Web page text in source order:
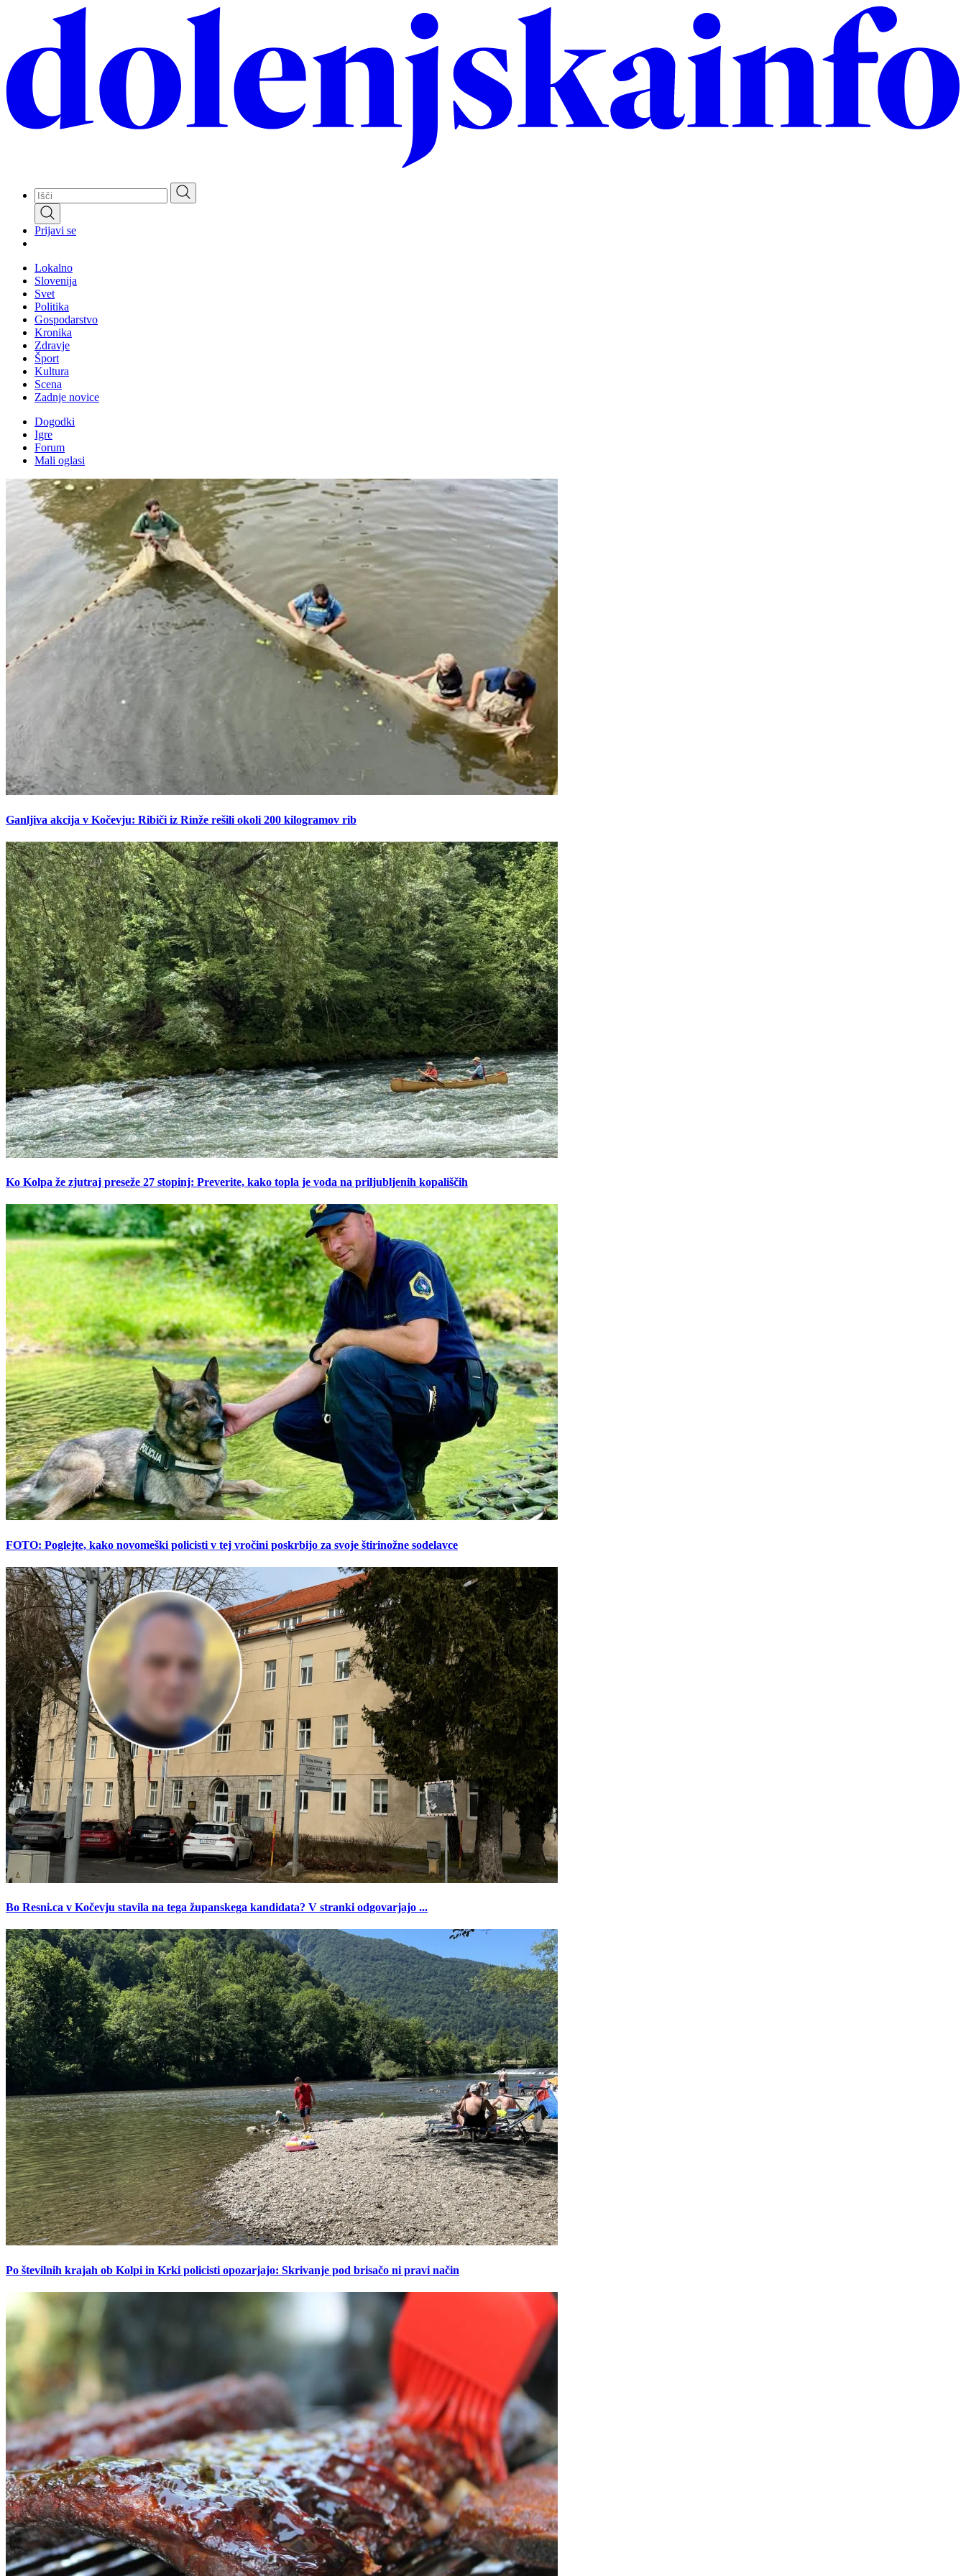
content
Prijavi se
Lokalno
Slovenija
Svet
Politika
Gospodarstvo
Kronika
Zdravje
Šport
Kultura
Scena
Zadnje novice
Dogodki
Igre
Forum
Mali oglasi
Ganljiva akcija v Kočevju: Ribiči iz Rinže rešili okoli 200 kilogramov rib
Ko Kolpa že zjutraj preseže 27 stopinj: Preverite, kako topla je voda na priljubljenih kopališčih
FOTO: Poglejte, kako novomeški policisti v tej vročini poskrbijo za svoje štirinožne sodelavce
Bo Resni.ca v Kočevju stavila na tega županskega kandidata? V stranki odgovarjajo ...
Po številnih krajah ob Kolpi in Krki policisti opozarjajo: Skrivanje pod brisačo ni pravi način
Prijavi se na cajtng